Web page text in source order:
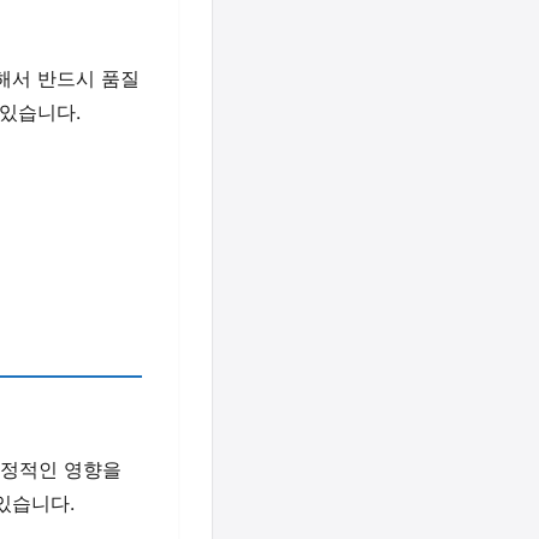
서 반드시 품질
습니다.
적인 영향을
습니다.